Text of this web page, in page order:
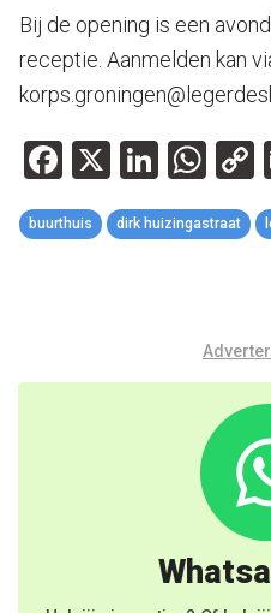
Bij de opening is een
receptie. Aanmelden kan
Facebook
X
buurthuis dirk huizingastraat